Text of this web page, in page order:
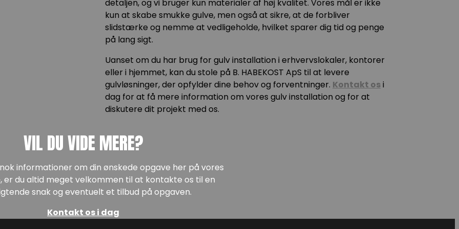
detaljen, og vi bruger kun materialer af høj kvalitet. Vores mål er ikke
kun at skabe smukke gulve, men også at sikre, at de forbliver
slidstærke og nemme at vedligeholde, hvilket sparer dig tid og penge
på lang sigt.
Uanset om du har brug for gulv installation i erhvervslokaler, kontorer
eller i hjemmet, kan du stole på B. HABEKOST ApS til at levere
gulvløsninger, der opfylder dine behov og forventninger. Kontakt osi
dag for at få mere information om vores gulv installation og for at
diskutere dit projekt med os.
VIL DU VIDE MERE?
informationer om din ønskede opgave her på vores
er du altid meget velkommen til at kontakte os til en
snak og eventuelt et tilbud på opgaven.
Kontakt os i dag